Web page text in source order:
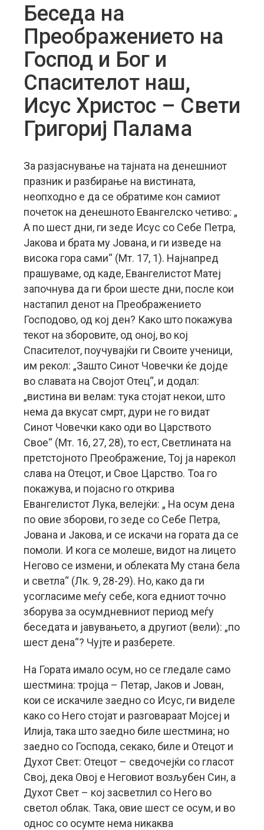
Беседа на
Преображението на
Господ и Бог и
Спасителот наш,
Исус Христос – Свети
Григориј Палама
За разјаснување на тајната на денешниот
празник и разбирање на вистината,
неопходно е да се обратиме кон самиот
почеток на денешното Евангелско четиво: „
А по шест дни, ги зеде Исус со Себе Петра,
Јакова и брата му Јована, и ги изведе на
висока гора сами“ (Мт. 17, 1). Најнапред
прашуваме, од каде, Евангелистот Матеј
започнува да ги брои шесте дни, после кои
настапил денот на Преображението
Господово, од кој ден? Како што покажува
текот на зборовите, од оној, во кој
Спасителот, поучувајќи ги Своите ученици,
им рекол: „Зашто Синот Човечки ќе дојде
во славата на Својот Отец“, и додал:
„вистина ви велам: тука стојат некои, што
нема да вкусат смрт, дури не го видат
Синот Човечки како оди во Царството
Свое“ (Мт. 16, 27, 28), то ест, Светлината на
претстојното Преображение, Тој ја нарекол
слава на Отецот, и Свое Царство. Тоа го
покажува, и појасно го открива
Евангелистот Лука, велејќи: „ На осум дена
по овие зборови, го зеде со Себе Петра,
Јована и Јакова, и се искачи на гората да се
помоли. И кога се молеше, видот на лицето
Негово се измени, и облеката Му стана бела
и светла“ (Лк. 9, 28-29). Но, како да ги
усогласиме меѓу себе, кога едниот точно
зборува за осумдневниот период меѓу
беседата и јавувањето, а другиот (вели): „по
шест дена“? Чујте и разберете.
На Гората имало осум, но се гледале само
шестмина: тројца – Петар, Јаков и Јован,
кои се искачиле заедно со Исус, ги виделе
како со Него стојат и разговараат Мојсеј и
Илија, така што заедно биле шестмина; но
заедно со Господа, секако, биле и Отецот и
Духот Свет: Отецот – сведочејќи со гласот
Свој, дека Овој е Неговиот возљубен Син, а
Духот Свет – кој засветлил со Него во
светол облак. Така, овие шест се осум, и во
однос со осумте нема никаква